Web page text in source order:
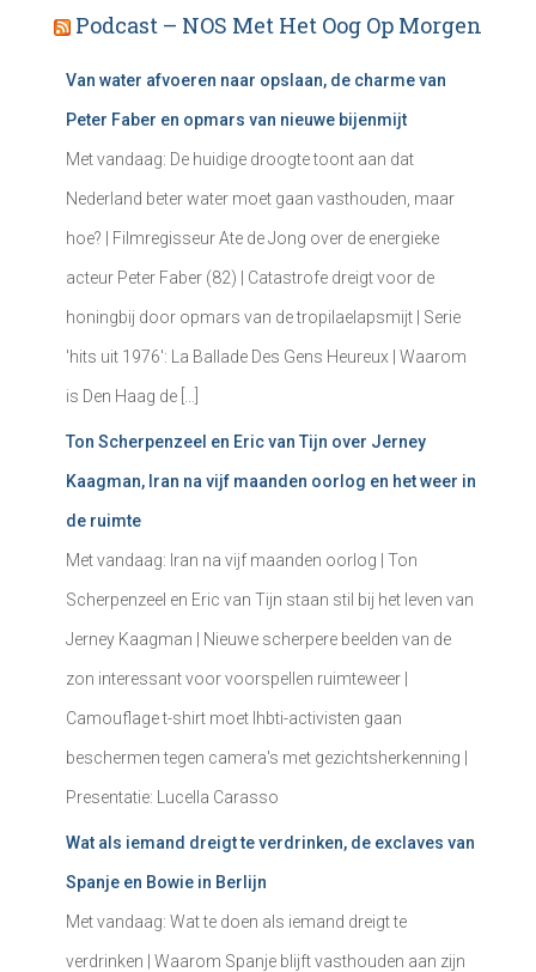
Podcast – NOS Met Het Oog Op Morgen
Van water afvoeren naar opslaan, de charme van
Peter Faber en opmars van nieuwe bijenmijt
Met vandaag: De huidige droogte toont aan dat
Nederland beter water moet gaan vasthouden, maar
hoe? | Filmregisseur Ate de Jong over de energieke
acteur Peter Faber (82) | Catastrofe dreigt voor de
honingbij door opmars van de tropilaelapsmijt | Serie
'hits uit 1976': La Ballade Des Gens Heureux | Waarom
is Den Haag de […]
Ton Scherpenzeel en Eric van Tijn over Jerney
Kaagman, Iran na vijf maanden oorlog en het weer in
de ruimte
Met vandaag: Iran na vijf maanden oorlog | Ton
Scherpenzeel en Eric van Tijn staan stil bij het leven van
Jerney Kaagman | Nieuwe scherpere beelden van de
zon interessant voor voorspellen ruimteweer |
Camouflage t-shirt moet lhbti-activisten gaan
beschermen tegen camera's met gezichtsherkenning |
Presentatie: Lucella Carasso
Wat als iemand dreigt te verdrinken, de exclaves van
Spanje en Bowie in Berlijn
Met vandaag: Wat te doen als iemand dreigt te
verdrinken | Waarom Spanje blijft vasthouden aan zijn